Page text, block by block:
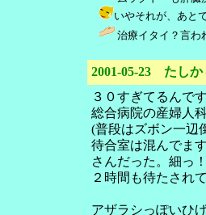
いやそれが、あと
治療イタイ？言わ
2001-05-23 たしか
３０すぎてるんで
総合病院の産婦人
(普段はズボン一辺
待合室は混んでま
さんだった。細っ
２時間も待たされ
アザラシっぽいひ